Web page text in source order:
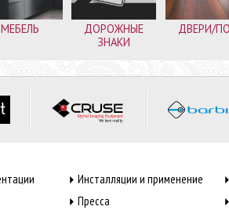
МЕБЕЛЬ
ДОРОЖНЫЕ
ЗНАКИ
ДВЕРИ/
Инсталляции и применение
Пресса